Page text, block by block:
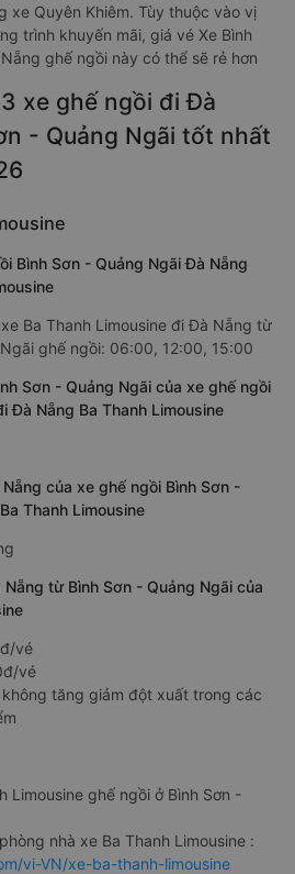
xe Quyên Khiêm. Tùy thuộc vào vị
trình khuyến mãi, giá vé Xe Bình
ghế ngồi này có thể sẽ rẻ hơn
xe ghế ngồi đi Đà
- Quảng Ngãi tốt nhất
Bình Sơn - Quảng Ngãi Đà Nẵng
Ba Thanh Limousine đi Đà Nẵng từ
ghế ngồi: 06:00, 12:00, 15:00
Sơn - Quảng Ngãi của xe ghế ngồi
Đà Nẵng Ba Thanh Limousine
của xe ghế ngồi Bình Sơn -
Thanh Limousine
từ Bình Sơn - Quảng Ngãi của
vé
vé
không tăng giảm đột xuất trong các
Limousine ghế ngồi ở Bình Sơn -
nhà xe Ba Thanh Limousine :
vi-VN/xe-ba-thanh-limousine